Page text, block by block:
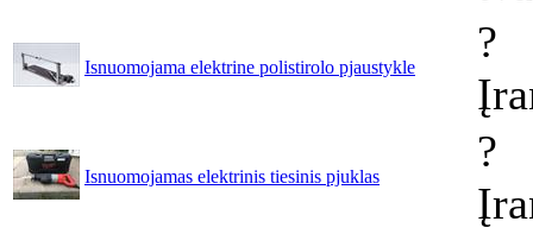
Isnuomojama elektrine polistirolo pjaustykle
?
Isnuomojamas elektrinis tiesinis pjuklas
?